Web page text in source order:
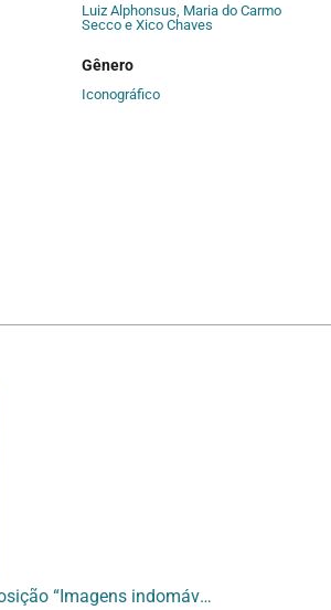
Luiz Alphonsus, Maria do Carmo
Secco e Xico Chaves
Gênero
Iconográfico
[Cartaz de divulgação e convite para abertura da exposição “Imagens indomáveis: 100% contemporâneas”]